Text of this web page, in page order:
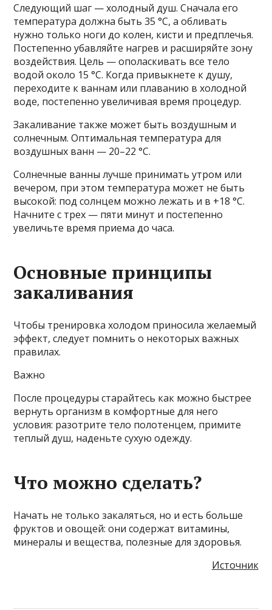
Следующий шаг — холодный душ. Сначала его
температура должна быть 35 °C, а обливать
нужно только ноги до колен, кисти и предплечья.
Постепенно убавляйте нагрев и расширяйте зону
воздействия. Цель — ополаскивать все тело
водой около 15 °C. Когда привыкнете к душу,
переходите к ваннам или плаванию в холодной
воде, постепенно увеличивая время процедур.
Закаливание также может быть воздушным и
солнечным. Оптимальная температура для
воздушных ванн — 20–22 °C.
Солнечные ванны лучше принимать утром или
вечером, при этом температура может не быть
высокой: под солнцем можно лежать и в +18 °C.
Начните с трех — пяти минут и постепенно
увеличьте время приема до часа.
Основные принципы
закаливания
Чтобы тренировка холодом приносила желаемый
эффект, следует помнить о некоторых важных
правилах.
Важно
После процедуры старайтесь как можно быстрее
вернуть организм в комфортные для него
условия: разотрите тело полотенцем, примите
теплый душ, наденьте сухую одежду.
Что можно сделать?
Начать не только закаляться, но и есть больше
фруктов и овощей: они содержат витамины,
минералы и вещества, полезные для здоровья.
Источник